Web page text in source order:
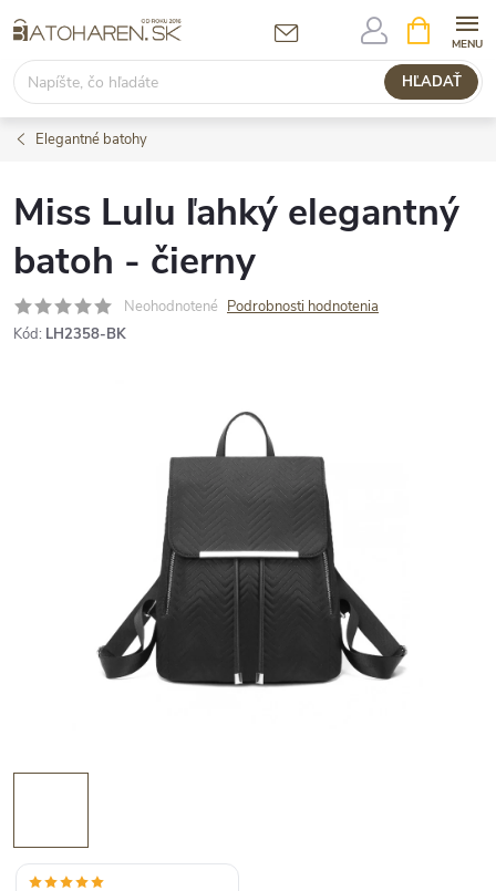
na
obsah
HĽADAŤ
KOŠÍK
Elegantné batohy
Miss Lulu ľahký elegantný
batoh - čierny
Neohodnotené Podrobnosti hodnotenia
Kód: LH2358-BK